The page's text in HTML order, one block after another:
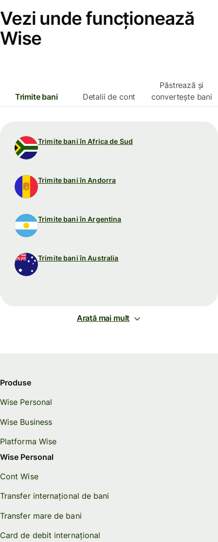
Vezi unde funcționează
Wise
Trimite bani Detalii de cont
Păstrează și
convertește bani
Trimite bani în Africa de Sud
Trimite bani în Andorra
Trimite bani în Argentina
Trimite bani în Australia
Arată mai mult
Produse
Wise Personal
Wise Business
Platforma Wise
Wise Personal
Cont Wise
Transfer internațional de bani
Transfer mare de bani
Card de debit internațional